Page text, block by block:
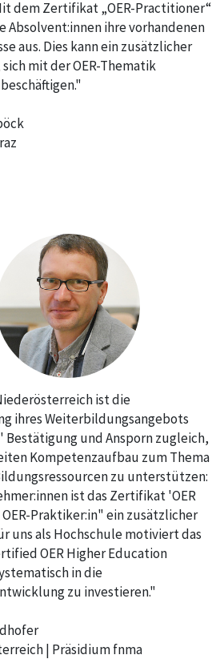
dem Zertifikat „OER-Practitioner“
Absolvent:innen ihre vorhandenen
aus. Dies kann ein zusätzlicher
mit der OER-Thematik
ist die
ihres Weiterbildungsangebots
Bestätigung und Ansporn zugleich,
Kompetenzaufbau zum Thema
zu unterstützen:
ist das Zertifikat 'OER
Praktiker:in" ein zusätzlicher
uns als Hochschule motiviert das
OER Higher Education
in die
zu investieren."
| Präsidium fnma